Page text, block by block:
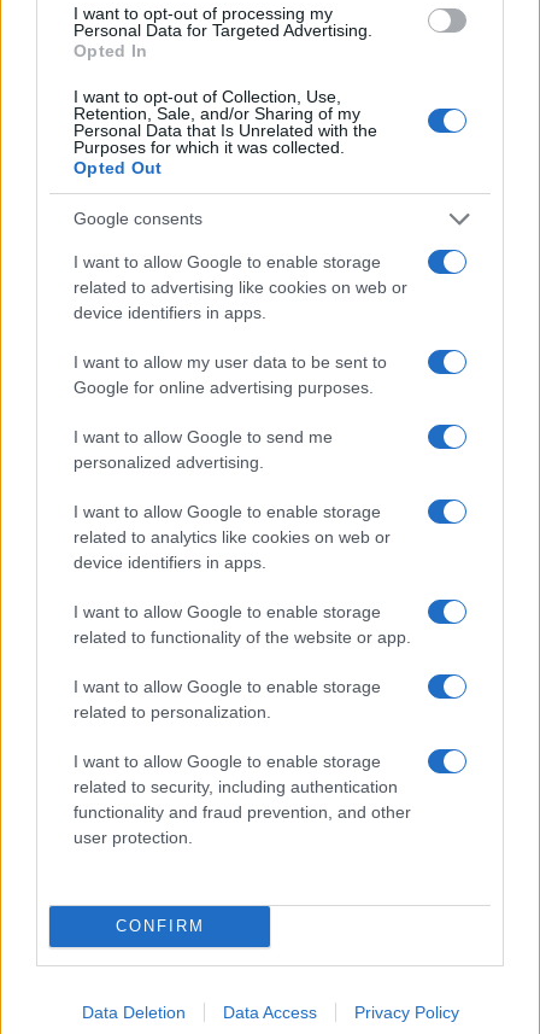
I want to opt-out of processing my
Personal Data for Targeted Advertising.
Opted In
I want to opt-out of Collection, Use,
Retention, Sale, and/or Sharing of my
Personal Data that Is Unrelated with the
Purposes for which it was collected.
Opted Out
Google consents
I want to allow Google to enable storage
related to advertising like cookies on web or
device identifiers in apps.
I want to allow my user data to be sent to
Google for online advertising purposes.
I want to allow Google to send me
personalized advertising.
I want to allow Google to enable storage
related to analytics like cookies on web or
device identifiers in apps.
I want to allow Google to enable storage
related to functionality of the website or app.
I want to allow Google to enable storage
related to personalization.
I want to allow Google to enable storage
related to security, including authentication
functionality and fraud prevention, and other
user protection.
CONFIRM
Data Deletion Data Access Privacy Policy
Continua a leggere
LIFESTYLE
Sri Lanka: itinerari tra spiritualità, architettura e
spiagge paradisiache